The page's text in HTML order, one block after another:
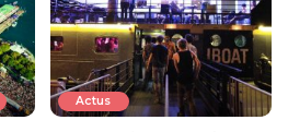
Actus